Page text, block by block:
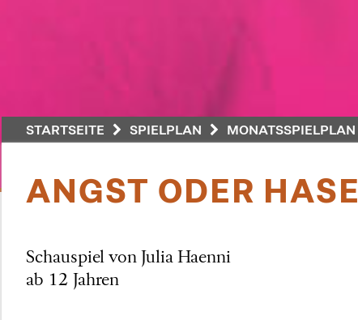
STARTSEITE SPIELPLAN MONATSSPIELPLAN
ANGST ODER HASE
Schauspiel von Julia Haenni
ab 12 Jahren